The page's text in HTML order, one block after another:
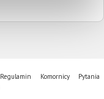
Regulamin Komornicy
Pytania